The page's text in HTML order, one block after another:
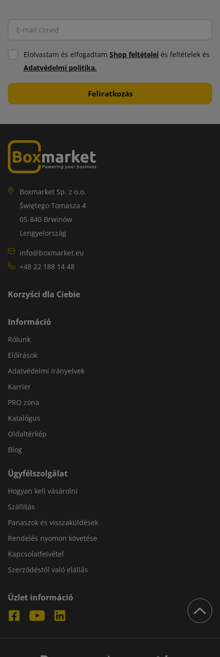
Elolvastam és elfogadtam Shop feltételei és feltételek és
Adatvédelmi politika.
Boxmarket Sp. z o.o.
Świętego Tomasza 4
05-840 Brwinów
Lengyelország
info@boxmarket.eu
+48 22 188 14 48
Korzyści dla Ciebie
Információ
Rólunk
Előírások
Adatvédelmi irányelvek
Karrier
PRO zóna
Katalógus
Oldaltérkép
Blog
Ügyfélszolgálat
Hogyan kell vásárolni
Szállítás
Panaszok és visszaküldések
Rendelés nyomon követése
Kapcsolatfelvétel
Szerződéstől való elállás
Üzlet információ